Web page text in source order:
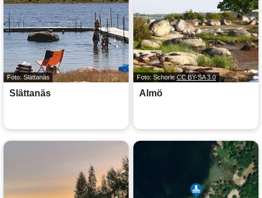
Foto: Slättanäs
Slättanäs
Foto: SchorleCC BY-SA 3.0
Almö